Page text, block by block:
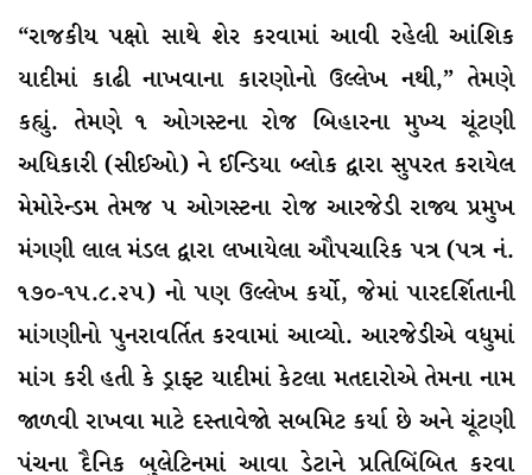
“રાજકીય પક્ષો સાથે શેર કરવામાં આવી રહેલી આંશિક
યાદીમાં કાઢી નાખવાના કારણોનો ઉલ્લેખ નથી,” તેમણે
કહ્યું. તેમણે ૧ ઓગસ્ટના રોજ બિહારના મુખ્ય ચૂંટણી
અધિકારી (સીઈઓ) ને ઈન્ડિયા બ્લોક દ્વારા સુપરત કરાયેલ
મેમોરેન્ડમ તેમજ ૫ ઓગસ્ટના રોજ આરજેડી રાજ્ય પ્રમુખ
મંગણી લાલ મંડલ દ્વારા લખાયેલા ઔપચારિક પત્ર (પત્ર નં.
૧૭૦-૧૫.૮.૨૫) નો પણ ઉલ્લેખ કર્યો, જેમાં પારદર્શિતાની
માંગણીનો પુનરાવર્તિત કરવામાં આવ્યો. આરજેડીએ વધુમાં
માંગ કરી હતી કે ડ્રાફ્ટ યાદીમાં કેટલા મતદારોએ તેમના નામ
જાળવી રાખવા માટે દસ્તાવેજો સબમિટ કર્યા છે અને ચૂંટણી
પંચના દૈનિક બુલેટિનમાં આવા ડેટાને પ્રતિબિંબિત કરવા